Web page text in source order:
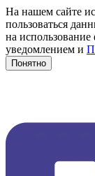
На нашем сайте
пользоваться
на
уведомлением и
Понятно